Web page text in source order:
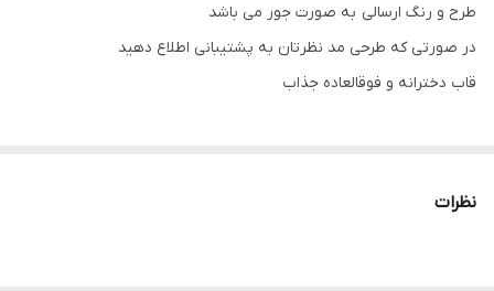
طرح و رنگ ارسالی به صورت جور می باشد
در صورتی که طرحی مد نظرتان به پشتیبانی اطلاع دهید
قاب دخترانه و فوقالعاده جذاب
نظرات